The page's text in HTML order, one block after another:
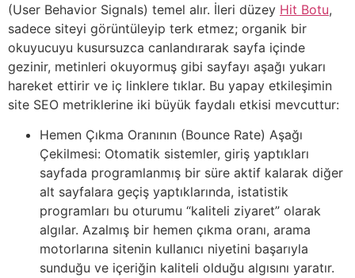
(User Behavior Signals) temel alır. İleri düzey Hit Botu,
sadece siteyi görüntüleyip terk etmez; organik bir
okuyucuyu kusursuzca canlandırarak sayfa içinde
gezinir, metinleri okuyormuş gibi sayfayı aşağı yukarı
hareket ettirir ve iç linklere tıklar. Bu yapay etkileşimin
site SEO metriklerine iki büyük faydalı etkisi mevcuttur:
Hemen Çıkma Oranının (Bounce Rate) Aşağı
Çekilmesi: Otomatik sistemler, giriş yaptıkları
sayfada programlanmış bir süre aktif kalarak diğer
alt sayfalara geçiş yaptıklarında, istatistik
programları bu oturumu “kaliteli ziyaret” olarak
algılar. Azalmış bir hemen çıkma oranı, arama
motorlarına sitenin kullanıcı niyetini başarıyla
sunduğu ve içeriğin kaliteli olduğu algısını yaratır.